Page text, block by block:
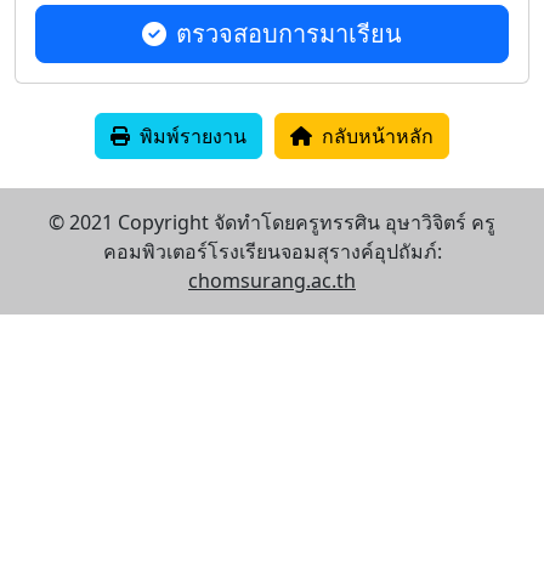
ตรวจสอบการมาเรียน
พิมพ์รายงาน กลับหน้าหลัก
© 2021 Copyright จัดทำโดยครูทรรศิน อุษาวิจิตร์ ครู
คอมพิวเตอร์โรงเรียนจอมสุรางค์อุปถัมภ์:
chomsurang.ac.th